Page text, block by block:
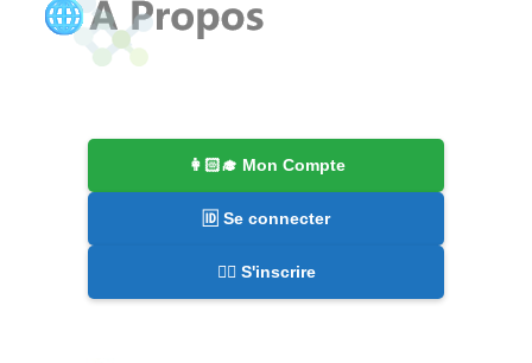
👩🏻‍🎓 Mon Compte
🆔 Se connecter
✍🏻 S'inscrire